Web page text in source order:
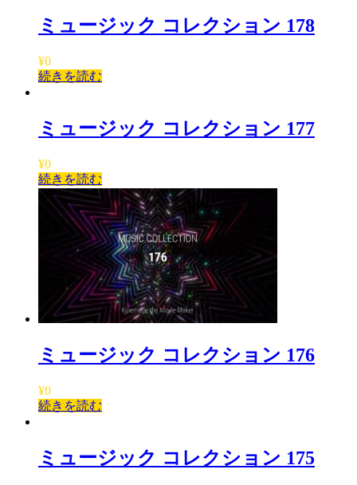
ミュージック コレクション 178
¥0
続きを読む
ミュージック コレクション 177
¥0
続きを読む
ミュージック コレクション 176
¥0
続きを読む
ミュージック コレクション 175